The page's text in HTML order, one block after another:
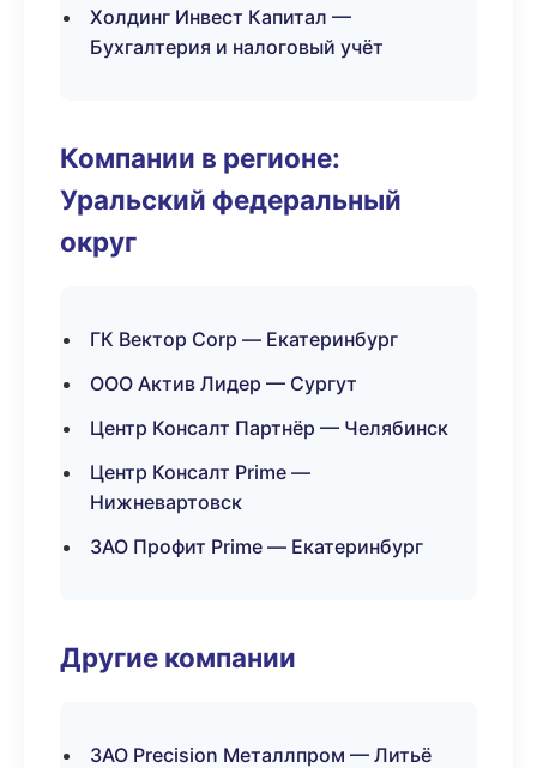
Холдинг Инвест Капитал —
Бухгалтерия и налоговый учёт
Компании в регионе:
Уральский федеральный
округ
ГК Вектор Corp — Екатеринбург
ООО Актив Лидер — Сургут
Центр Консалт Партнёр — Челябинск
Центр Консалт Prime —
Нижневартовск
ЗАО Профит Prime — Екатеринбург
Другие компании
ЗАО Precision Металлпром — Литьё